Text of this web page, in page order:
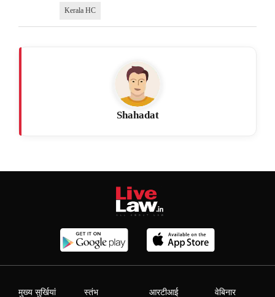
Kerala HC
Shahadat
मुख्य सुर्खियां स्तंभ आरटीआई वेबिनार